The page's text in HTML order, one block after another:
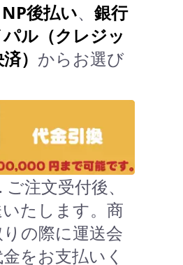
NP後払い、 銀行
ル（クレジッ
） からお選び
注文受付後、
たします。商
の際に運送会
をお支払いく